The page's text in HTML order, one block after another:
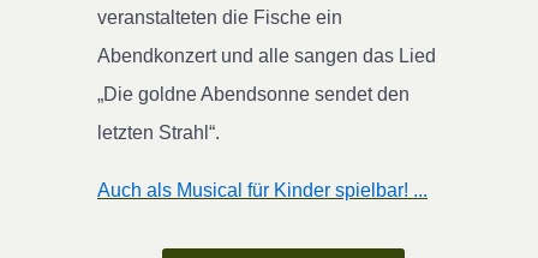
veranstalteten die Fische ein
Abendkonzert und alle sangen das Lied
„Die goldne Abendsonne sendet den
letzten Strahl“.
Auch als Musical für Kinder spielbar! ...